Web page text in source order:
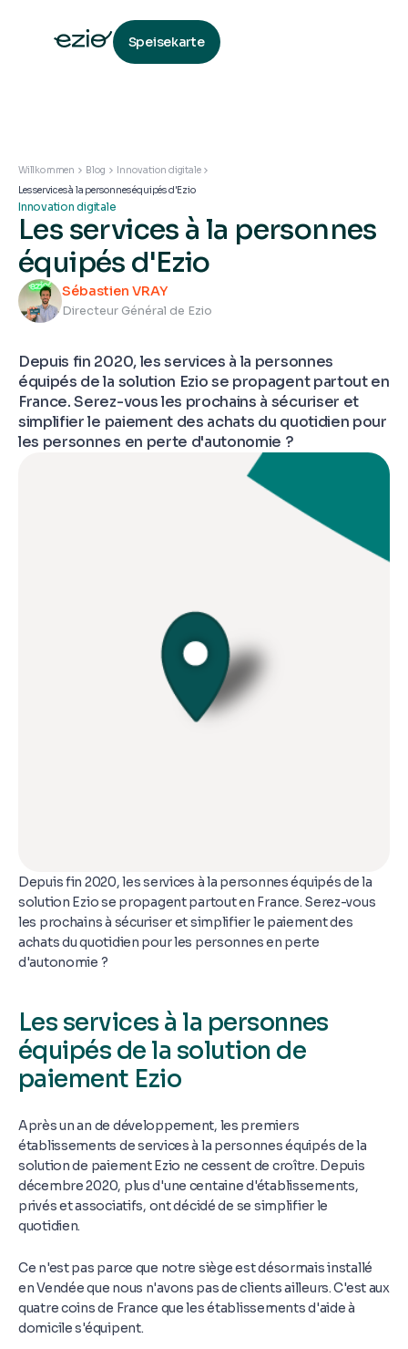
Speisekarte
Willkommen Blog
Innovation digitale
Les services à la personnes équipés d'Ezio
Innovation digitale
Les services à la personnes
équipés d'Ezio
Sébastien VRAY
Directeur Général de Ezio
Depuis fin 2020, les services à la personnes
équipés de la solution Ezio se propagent partout en
France. Serez-vous les prochains à sécuriser et
simplifier le paiement des achats du quotidien pour
les personnes en perte d'autonomie ?
Depuis fin 2020, les services à la personnes équipés de la
solution Ezio se propagent partout en France. Serez-vous
les prochains à sécuriser et simplifier le paiement des
achats du quotidien pour les personnes en perte
d'autonomie ?
Les services à la personnes
équipés de la solution de
paiement Ezio
Après un an de développement, les premiers
établissements de services à la personnes équipés de la
solution de paiement Ezio ne cessent de croître. Depuis
décembre 2020, plus d'une centaine d'établissements,
privés et associatifs, ont décidé de se simplifier le
quotidien.
Ce n'est pas parce que notre siège est désormais installé
en Vendée que nous n'avons pas de clients ailleurs. C'est aux
quatre coins de France que les établissements d'aide à
domicile s'équipent.